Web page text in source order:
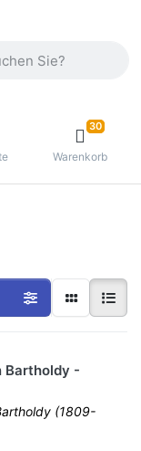
30
Warenkorb
Bartholdy -
(1809-